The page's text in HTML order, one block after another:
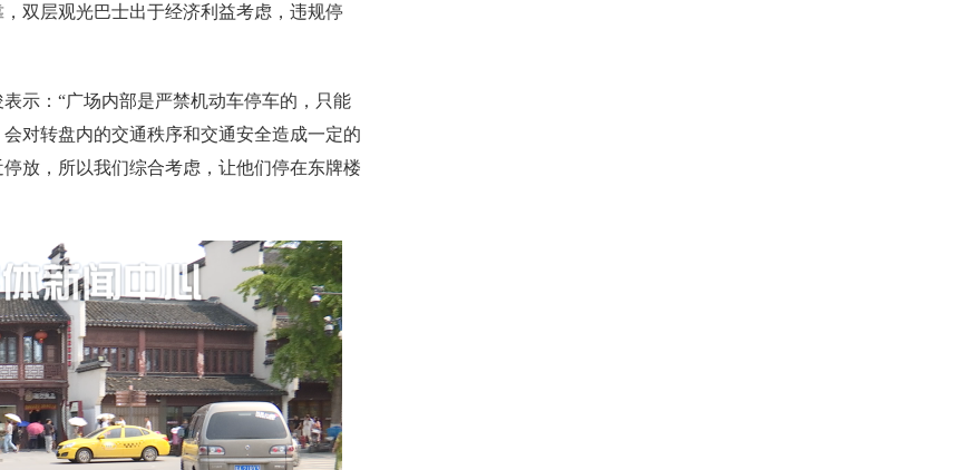
双层观光巴士出于经济利益考虑，违规停
：“广场内部是严禁机动车停车的，只能
对转盘内的交通秩序和交通安全造成一定的
放，所以我们综合考虑，让他们停在东牌楼